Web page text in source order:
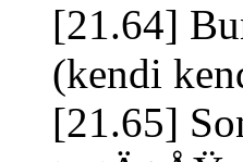
[21.64]
(kendi
[21.65]